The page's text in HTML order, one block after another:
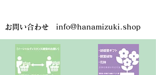
お問い合わせ info@hanamizuki.shop